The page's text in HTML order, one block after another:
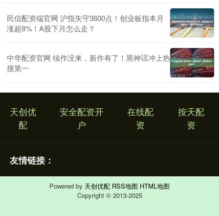
民信配资端官网 沪指失守3600点！创业板指本月
涨超8%！A股下月怎么走？
中华配资官网 续作没来，新作有了！黑神话冲上热
搜第一
天创优
配
安全配资开
户
在线配
资
按天配
资
友情链接：
Powered by 天创优配 RSS地图 HTML地图
Copyright © 2013-2025